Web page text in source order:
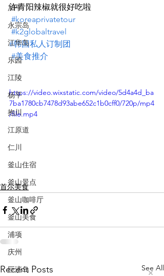
加平
永宗岛
江华岛
乐园
江陵
杨平
抱川
江原道
仁川
釜山住宿
釜山景点
釜山咖啡厅
釜山美食
浦项
庆州
巨济岛
许青阳辣椒就很好吃啦
#koreaprivatetour
#k2globaltravel
#韩国私人订制团
#美食推介
https://video.wixstatic.com/video/5d4a4d_ba
7ba1780cb7478d93abe652c1b0cff0/720p/mp4
/file.mp4
首尔美食
Recent Posts See All